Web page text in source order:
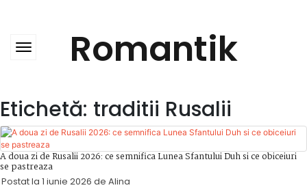
Romantik
Etichetă: traditii Rusalii
A doua zi de Rusalii 2026: ce semnifica Lunea Sfantului Duh si ce obiceiuri
se pastreaza
Postat la 1 iunie 2026 de Alina